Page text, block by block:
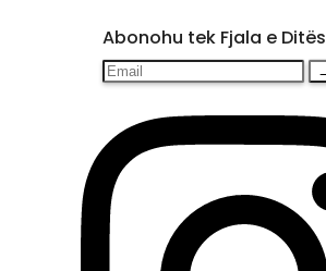
Abonohu tek Fjala e Ditës